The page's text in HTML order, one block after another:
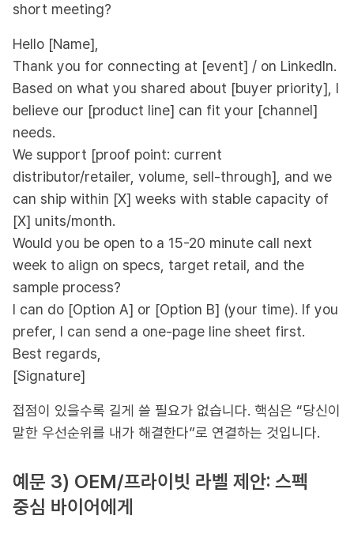
short meeting?
Hello [Name],
Thank you for connecting at [event] / on LinkedIn.
Based on what you shared about [buyer priority], I
believe our [product line] can fit your [channel]
needs.
We support [proof point: current
distributor/retailer, volume, sell-through], and we
can ship within [X] weeks with stable capacity of
[X] units/month.
Would you be open to a 15-20 minute call next
week to align on specs, target retail, and the
sample process?
I can do [Option A] or [Option B] (your time). If you
prefer, I can send a one-page line sheet first.
Best regards,
[Signature]
접점이 있을수록 길게 쓸 필요가 없습니다. 핵심은 “당신이
말한 우선순위를 내가 해결한다”로 연결하는 것입니다.
예문 3) OEM/프라이빗 라벨 제안: 스펙
중심 바이어에게